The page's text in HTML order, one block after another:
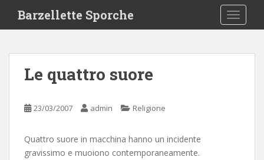
i
Barzellette Sporche
Le quattro suore
23/03/2007 admin Religione
Quattro suore in macchina hanno un incidente
gravissimo e muoiono contemporaneamente.